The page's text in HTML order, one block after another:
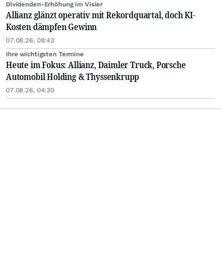
Dividenden-Erhöhung im Visier
Allianz glänzt operativ mit Rekordquartal, doch KI-
Kosten dämpfen Gewinn
07.08.26, 08:43
Ihre wichtigsten Termine
Heute im Fokus: Allianz, Daimler Truck, Porsche
Automobil Holding & Thyssenkrupp
07.08.26, 04:30